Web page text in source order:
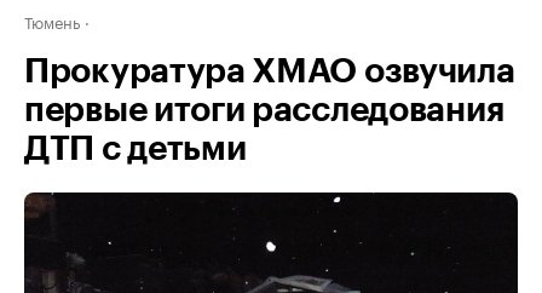
Тюмень
Прокуратура ХМАО озвучила
первые итоги расследования
ДТП с детьми